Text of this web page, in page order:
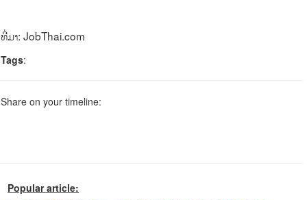
ທີ່ມາ: JobThai.com
Tags:
Share on your timeline:
Popular article: